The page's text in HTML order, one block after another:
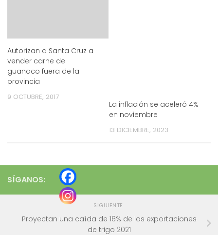
Autorizan a Santa Cruz a
vender carne de
guanaco fuera de la
provincia
9 OCTUBRE, 2017
La inflación se aceleró 4%
en noviembre
13 DICIEMBRE, 2023
SÍGANOS:
SIGUIENTE
Proyectan una caída de 16% de las exportaciones
de trigo 2021